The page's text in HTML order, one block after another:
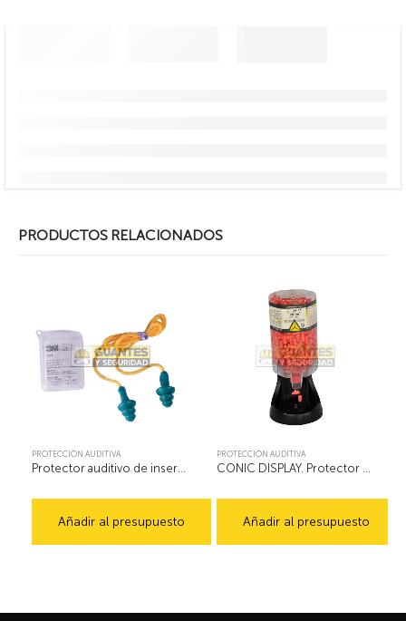
PRODUCTOS RELACIONADOS
PROTECCIÓN AUDITIVA
Protector auditivo de inserción
Añadir al presupuesto
PROTECCIÓN AUDITIVA
CONIC DISPLAY. Protector auditivo
Añadir al presupuesto